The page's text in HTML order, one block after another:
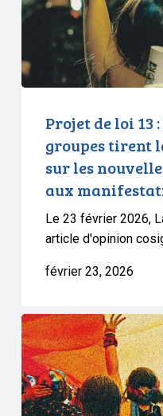
LDL
groupes
tirent
sonnette
d’alarme
nouvelles
limites
au
Québec
Projet de loi 13 :
groupes tirent
sur les
aux
Le 23 février 2026,
article d'opinion
février 23, 2026
L’ACLC
soulève
de
sérieuses
inquiétudes